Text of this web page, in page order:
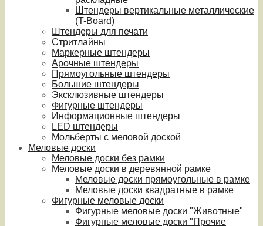
Штендеры вертикальные металлические
(T-Board)
Штендеры для печати
Стритлайны
Маркерные штендеры
Арочные штендеры
Прямоугольные штендеры
Большие штендеры
Эксклюзивные штендеры
Фигурные штендеры
Информационные штендеры
LED штендеры
Мольберты с меловой доской
Меловые доски
Меловые доски без рамки
Меловые доски в деревянной рамке
Меловые доски прямоугольные в рамке
Меловые доски квадратные в рамке
Фигурные меловые доски
Фигурные меловые доски "Животные"
Фигурные меловые доски "Прочие